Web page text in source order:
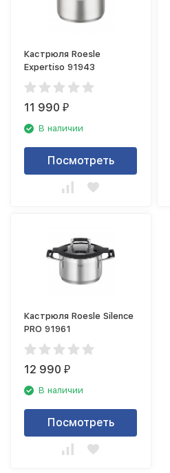
Кастрюля Roesle
Expertiso 91943
11 990₽
В наличии
Посмотреть
Кастрюля Roesle Silence
PRO 91961
12 990₽
В наличии
Посмотреть